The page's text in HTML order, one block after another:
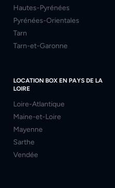
Hautes-Pyrénées
Pyrénées-Orientales
Tarn
Tarn-et-Garonne
LOCATION BOX EN PAYS DE LA
LOIRE
Loire-Atlantique
Maine-et-Loire
Mayenne
Sarthe
Vendée